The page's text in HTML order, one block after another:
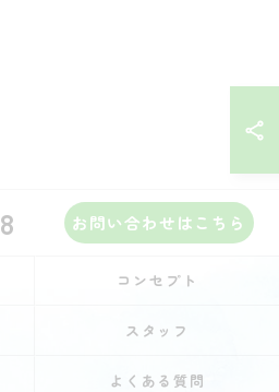
お問い合わせはこちら
コンセプト
スタッフ
よくある質問